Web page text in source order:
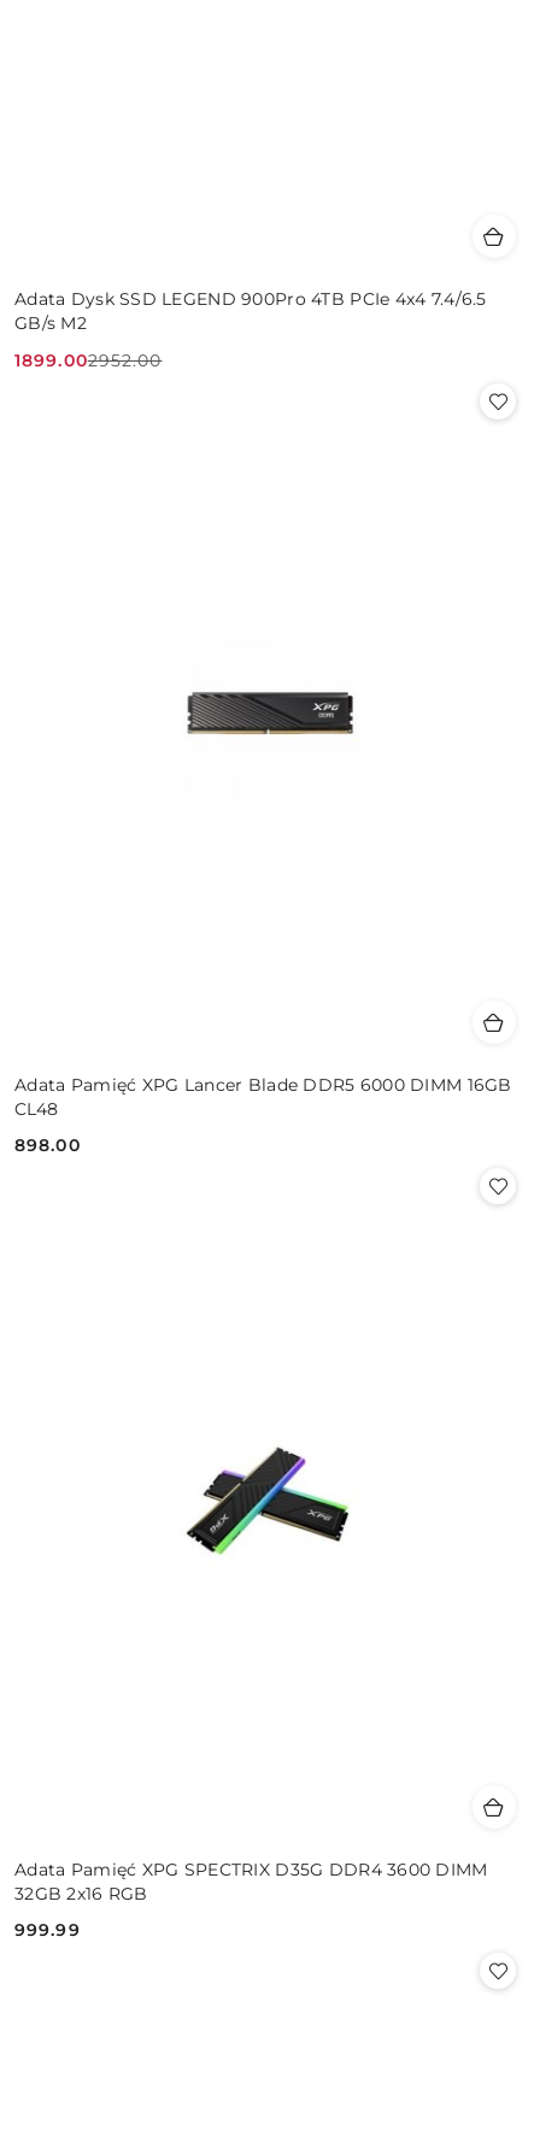
Adata Dysk SSD LEGEND 900Pro 4TB PCIe 4x4 7.4/6.5
GB/s M2
Cena
1899.00
Cena
2952.00
Adata Pamięć XPG Lancer Blade DDR5 6000 DIMM 16GB
CL48
Cena:
898.00
Adata Pamięć XPG SPECTRIX D35G DDR4 3600 DIMM
32GB 2x16 RGB
Cena:
999.99